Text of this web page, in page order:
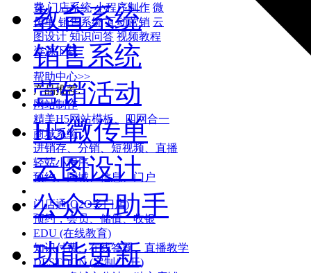
费 门店系统 小程序制作 微
传单 销售系统 互动营销 云
图设计 知识问答 视频教程
资源下载
帮助中心>>
产品推荐:
网站制作
精美H5网站模板、四网合一
商城系统
进销存、分销、短视频、直播
轻站小程序
预约、同城、信息、门户
门店通(O2O多门店)
预约，会员、储值、收银
EDU (在线教育)
知识付费、在线答题、直播教学
DESTOON (定制/二开)
教育系统
销售系统
营销活动
H5微传单
云图设计
公众号助手
功能更新